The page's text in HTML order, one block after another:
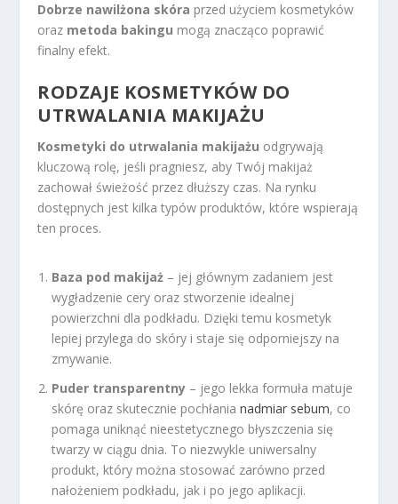
Dobrze nawilżona skóra przed użyciem kosmetyków
oraz metoda bakingu mogą znacząco poprawić
finalny efekt.
RODZAJE KOSMETYKÓW DO
UTRWALANIA MAKIJAŻU
Kosmetyki do utrwalania makijażu odgrywają
kluczową rolę, jeśli pragniesz, aby Twój makijaż
zachował świeżość przez dłuższy czas. Na rynku
dostępnych jest kilka typów produktów, które wspierają
ten proces.
Baza pod makijaż – jej głównym zadaniem jest
wygładzenie cery oraz stworzenie idealnej
powierzchni dla podkładu. Dzięki temu kosmetyk
lepiej przylega do skóry i staje się odporniejszy na
zmywanie.
Puder transparentny – jego lekka formuła matuje
skórę oraz skutecznie pochłanianadmiar sebum, co
pomaga uniknąć nieestetycznego błyszczenia się
twarzy w ciągu dnia. To niezwykle uniwersalny
produkt, który można stosować zarówno przed
nałożeniem podkładu, jak i po jego aplikacji.